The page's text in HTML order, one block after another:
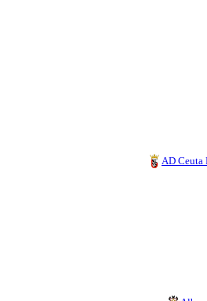
AD Ceuta